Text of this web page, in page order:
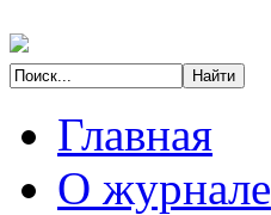
Главная
О журнале